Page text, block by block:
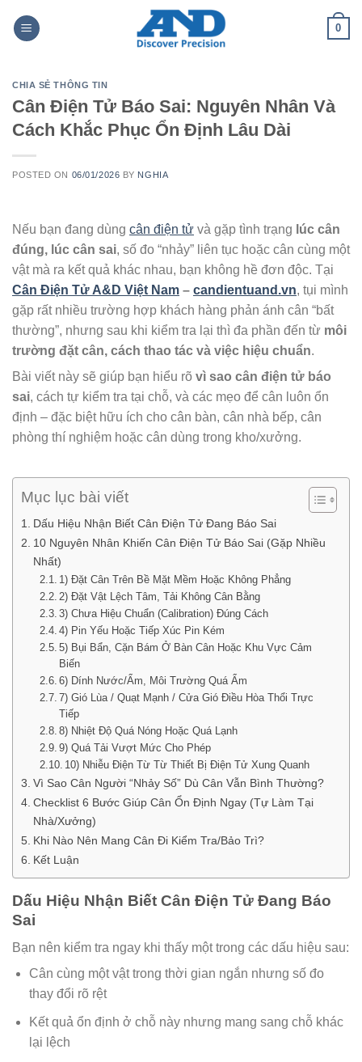
0
CHIA SẺ THÔNG TIN
Cân Điện Tử Báo Sai: Nguyên Nhân Và
Cách Khắc Phục Ổn Định Lâu Dài
POSTED ON 06/01/2026 BY NGHIA
Nếu bạn đang dùng cân điện tử và gặp tình trạng lúc cân
đúng, lúc cân sai, số đo “nhảy” liên tục hoặc cân cùng một
vật mà ra kết quả khác nhau, bạn không hề đơn độc. Tại
Cân Điện Tử A&D Việt Nam – candientuand.vn, tụi mình
gặp rất nhiều trường hợp khách hàng phản ánh cân “bất
thường”, nhưng sau khi kiểm tra lại thì đa phần đến từ môi
trường đặt cân, cách thao tác và việc hiệu chuẩn.
Bài viết này sẽ giúp bạn hiểu rõ vì sao cân điện tử báo
sai, cách tự kiểm tra tại chỗ, và các mẹo để cân luôn ổn
định – đặc biệt hữu ích cho cân bàn, cân nhà bếp, cân
phòng thí nghiệm hoặc cân dùng trong kho/xưởng.
Mục lục bài viết
Dấu Hiệu Nhận Biết Cân Điện Tử Đang Báo Sai
10 Nguyên Nhân Khiến Cân Điện Tử Báo Sai (Gặp Nhiều
Nhất)
1) Đặt Cân Trên Bề Mặt Mềm Hoặc Không Phẳng
2) Đặt Vật Lệch Tâm, Tải Không Cân Bằng
3) Chưa Hiệu Chuẩn (Calibration) Đúng Cách
4) Pin Yếu Hoặc Tiếp Xúc Pin Kém
5) Bụi Bẩn, Cặn Bám Ở Bàn Cân Hoặc Khu Vực Cảm
Biến
6) Dính Nước/Ẩm, Môi Trường Quá Ẩm
7) Gió Lùa / Quạt Mạnh / Cửa Gió Điều Hòa Thổi Trực
Tiếp
8) Nhiệt Độ Quá Nóng Hoặc Quá Lạnh
9) Quá Tải Vượt Mức Cho Phép
10) Nhiễu Điện Từ Từ Thiết Bị Điện Tử Xung Quanh
Vì Sao Cân Người “Nhảy Số” Dù Cân Vẫn Bình Thường?
Checklist 6 Bước Giúp Cân Ổn Định Ngay (Tự Làm Tại
Nhà/Xưởng)
Khi Nào Nên Mang Cân Đi Kiểm Tra/Bảo Trì?
Kết Luận
Dấu Hiệu Nhận Biết Cân Điện Tử Đang Báo
Sai
Bạn nên kiểm tra ngay khi thấy một trong các dấu hiệu sau:
Cân cùng một vật trong thời gian ngắn nhưng số đo
thay đổi rõ rệt
Kết quả ổn định ở chỗ này nhưng mang sang chỗ khác
lại lệch